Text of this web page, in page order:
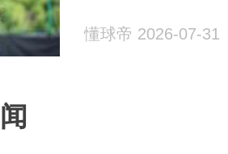
懂球帝 2026-07-31